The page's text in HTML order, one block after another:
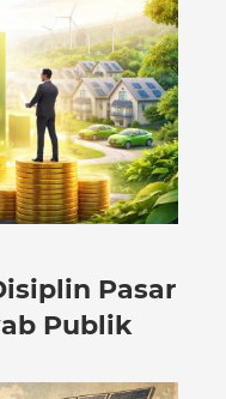
Pasar
Publik